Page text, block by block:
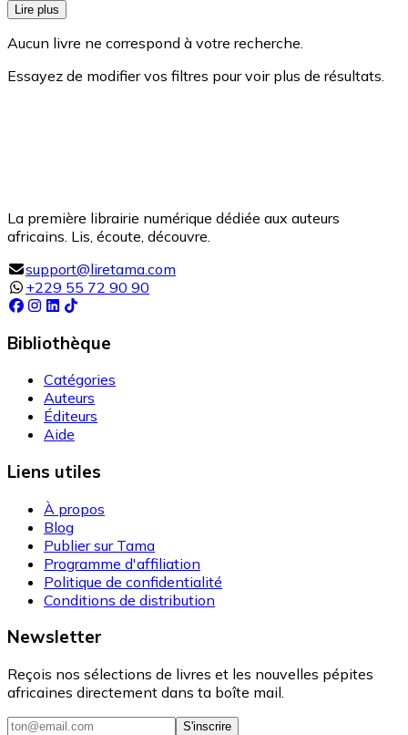
Lire plus
Aucun livre ne correspond à votre recherche.
Essayez de modifier vos filtres pour voir plus de résultats.
La première librairie numérique dédiée aux auteurs
africains. Lis, écoute, découvre.
support@liretama.com
+229 55 72 90 90
Bibliothèque
Catégories
Auteurs
Éditeurs
Aide
Liens utiles
À propos
Blog
Publier sur Tama
Programme d'affiliation
Politique de confidentialité
Conditions de distribution
Newsletter
Reçois nos sélections de livres et les nouvelles pépites
africaines directement dans ta boîte mail.
S'inscrire